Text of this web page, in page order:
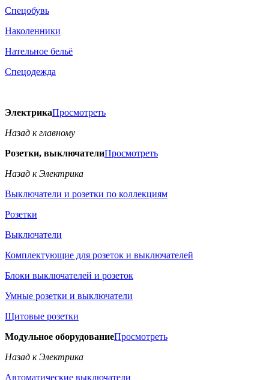
Спецобувь
Наколенники
Нательное бельё
Спецодежда
ЭлектрикаПросмотреть
Назад к главному
Розетки, выключателиПросмотреть
Назад к Электрика
Выключатели и розетки по коллекциям
Розетки
Выключатели
Комплектующие для розеток и выключателей
Блоки выключателей и розеток
Умные розетки и выключатели
Щитовые розетки
Модульное оборудованиеПросмотреть
Назад к Электрика
Автоматические выключатели